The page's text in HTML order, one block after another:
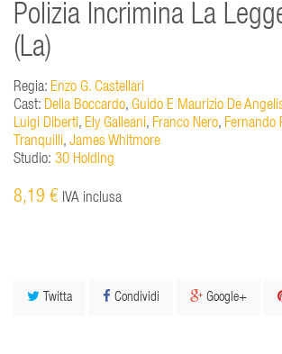
Polizia Incrimina La
(La)
Regia: Enzo G. Castellari
Cast: Delia Boccardo, Guido E Maurizio De
Luigi Diberti, Ely Galleani, Franco Nero, Fernando
Tranquilli, James Whitmore
Studio: 30 Holding
8,19 € IVA inclusa
Twitta Condividi Google+